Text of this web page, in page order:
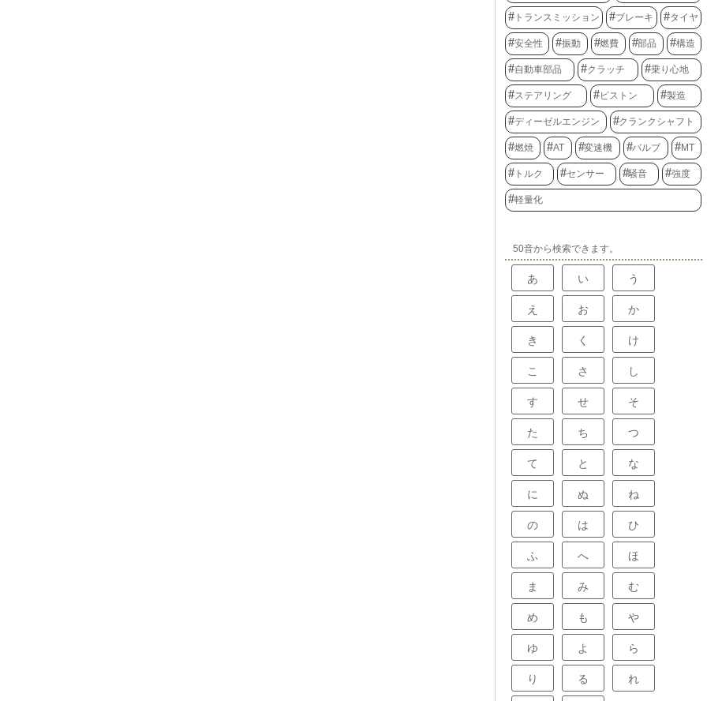
トランスミッション ブレーキ タイヤ
安全性 振動 燃費 部品 構造
自動車部品 クラッチ 乗り心地
ステアリング ピストン 製造
ディーゼルエンジン クランクシャフト
燃焼 AT 変速機 バルブ MT
トルク センサー 騒音 強度
軽量化
50音から検索できます。
あ い う
え お か
き く け
こ さ し
す せ そ
た ち つ
て と な
に ぬ ね
の は ひ
ふ へ ほ
ま み む
め も や
ゆ よ ら
り る れ